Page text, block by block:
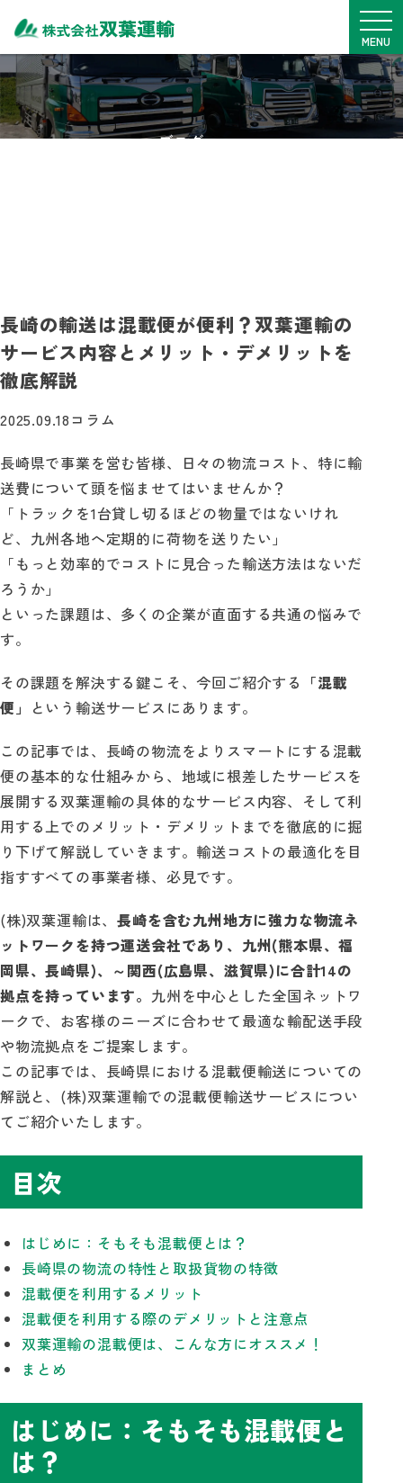
メニ
MENU
TOP
サービス内容
0968-76-1775
自動見積り
お問い合わせ
ブログ
長崎の輸送は混載便が便利？双葉運輸の
サービス内容とメリット・デメリットを
徹底解説
2025.09.18コラム
長崎県で事業を営む皆様、日々の物流コスト、特に輸
送費について頭を悩ませてはいませんか？
「トラックを1台貸し切るほどの物量ではないけれ
ど、九州各地へ定期的に荷物を送りたい」
「もっと効率的でコストに見合った輸送方法はないだ
ろうか」
といった課題は、多くの企業が直面する共通の悩みで
す。
その課題を解決する鍵こそ、今回ご紹介する 「混載
便」 という輸送サービスにあります。
この記事では、長崎の物流をよりスマートにする混載
便の基本的な仕組みから、地域に根差したサービスを
展開する双葉運輸の具体的なサービス内容、そして利
用する上でのメリット・デメリットまでを徹底的に掘
り下げて解説していきます。輸送コストの最適化を目
指すすべての事業者様、必見です。
(株)双葉運輸は、長崎を含む九州地方に強力な物流ネ
ットワークを持つ運送会社であり、九州(熊本県、福
岡県、長崎県)、～関西(広島県、滋賀県)に合計14の
拠点を持っています。 九州を中心とした全国ネットワ
ークで、お客様のニーズに合わせて最適な輸配送手段
や物流拠点をご提案します。
この記事では、長崎県における混載便輸送についての
解説と、(株)双葉運輸での混載便輸送サービスについ
てご紹介いたします。
目次
はじめに：そもそも混載便とは？
長崎県の物流の特性と取扱貨物の特徴
混載便を利用するメリット
混載便を利用する際のデメリットと注意点
双葉運輸の混載便は、こんな方にオススメ！
まとめ
はじめに：そもそも混載便と
は？